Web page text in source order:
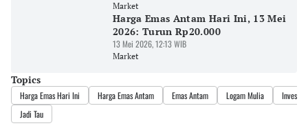
Market
Harga Emas Antam Hari Ini, 13 Mei
2026: Turun Rp20.000
13 Mei 2026, 12:13 WIB
Market
Topics
Harga Emas Hari Ini Harga Emas Antam Emas Antam Logam Mulia
Jadi Tau